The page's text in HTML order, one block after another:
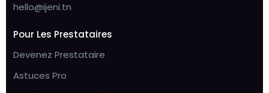
hello@ijeni.tn
Pour Les Prestataires
Devenez Prestataire
Astuces Pro